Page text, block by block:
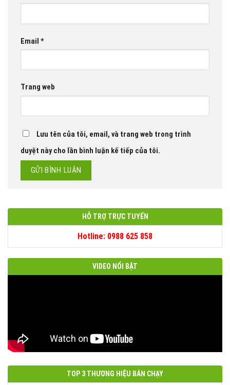
Email *
Trang web
Lưu tên của tôi, email, và trang web trong trình
duyệt này cho lần bình luận kế tiếp của tôi.
HỖ TRỢ TRỰC TUYẾN
Hotline: 0988 625 858
VIDEO NỔI BẬT
TOP 3 THƯƠNG HIỆU BÁN CHẠY